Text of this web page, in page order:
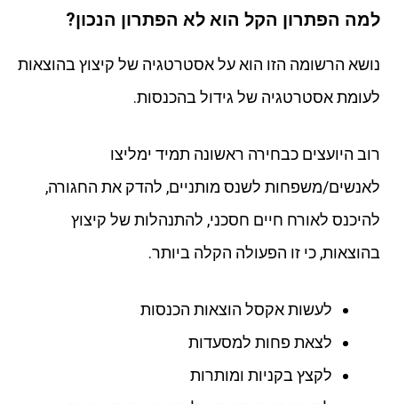
למה הפתרון הקל הוא לא הפתרון הנכון?
נושא הרשומה הזו הוא על אסטרטגיה של קיצוץ בהוצאות
לעומת אסטרטגיה של גידול בהכנסות.
רוב היועצים כבחירה ראשונה תמיד ימליצו
לאנשים/משפחות לשנס מותניים, להדק את החגורה,
להיכנס לאורח חיים חסכני, להתנהלות של קיצוץ
בהוצאות, כי זו הפעולה הקלה ביותר.
לעשות אקסל הוצאות הכנסות
לצאת פחות למסעדות
לקצץ בקניות ומותרות